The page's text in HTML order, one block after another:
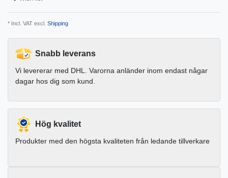
* Incl. VAT excl. Shipping
Snabb leverans
Vi levererar med DHL. Varorna anländer inom endast någar
dagar hos dig som kund.
Hög kvalitet
Produkter med den högsta kvaliteten från ledande tillverkare